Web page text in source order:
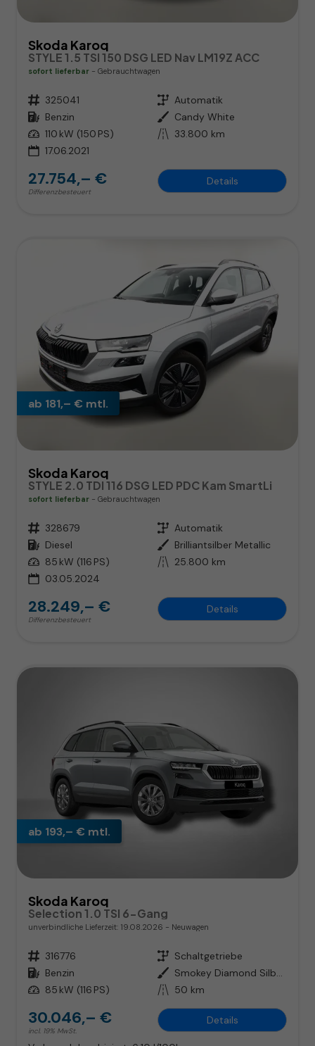
Skoda Karoq
STYLE 1.5 TSI 150 DSG LED Nav LM19Z ACC
sofort lieferbar Gebrauchtwagen
Fahrzeugnr. 325041 Getriebe Automatik
Kraftstoff Benzin Außenfarbe Candy White
Leistung 110 kW (150 PS) Kilometerstand 33.800 km
17.06.2021
27.754,– €
Differenzbesteuert
Details
ab 181,– € mtl.
Skoda Karoq
STYLE 2.0 TDI 116 DSG LED PDC Kam SmartLi
sofort lieferbar Gebrauchtwagen
Fahrzeugnr. 328679 Getriebe Automatik
Kraftstoff Diesel Außenfarbe Brilliantsilber Metallic
Leistung 85 kW (116 PS) Kilometerstand 25.800 km
03.05.2024
28.249,– €
Differenzbesteuert
Details
ab 193,– € mtl.
Skoda Karoq
Selection 1.0 TSI 6-Gang
unverbindliche Lieferzeit: 19.08.2026 Neuwagen
Fahrzeugnr. 316776 Getriebe Schaltgetriebe
Kraftstoff Benzin Außenfarbe
Smokey Diamond Silber Metallic
Leistung 85 kW (116 PS) Kilometerstand 50 km
30.046,– €
incl. 19% MwSt.
Details